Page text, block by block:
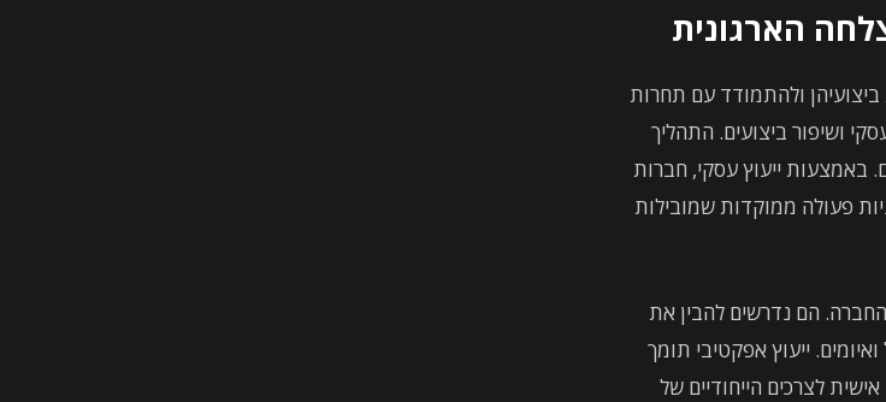
הארגונית
ולהתמודד עם תחרות
ושיפור ביצועים. התהליך
באמצעות ייעוץ עסקי, חברות
פעולה ממוקדות שמובילות
הם נדרשים להבין את
ייעוץ אפקטיבי תומך
לצרכים הייחודיים של